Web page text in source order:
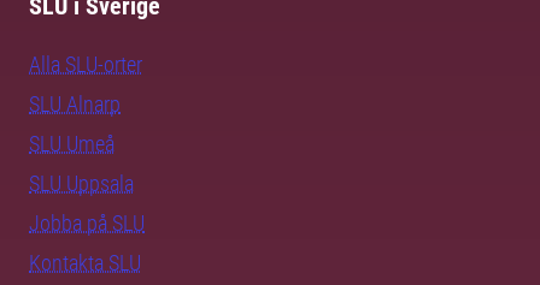
SLU i Sverige
Alla SLU-orter
SLU Alnarp
SLU Umeå
SLU Uppsala
Jobba på SLU
Kontakta SLU